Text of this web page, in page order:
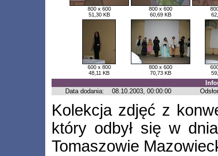
800 x 600
51,30 KB
800 x 600
60,69 KB
600 x 800
48,11 KB
800 x 600
70,73 KB
Data dodania:
08.10.2003, 00:00:00
Kolekcja zdjęć z
który odbył się w
Tomaszowie